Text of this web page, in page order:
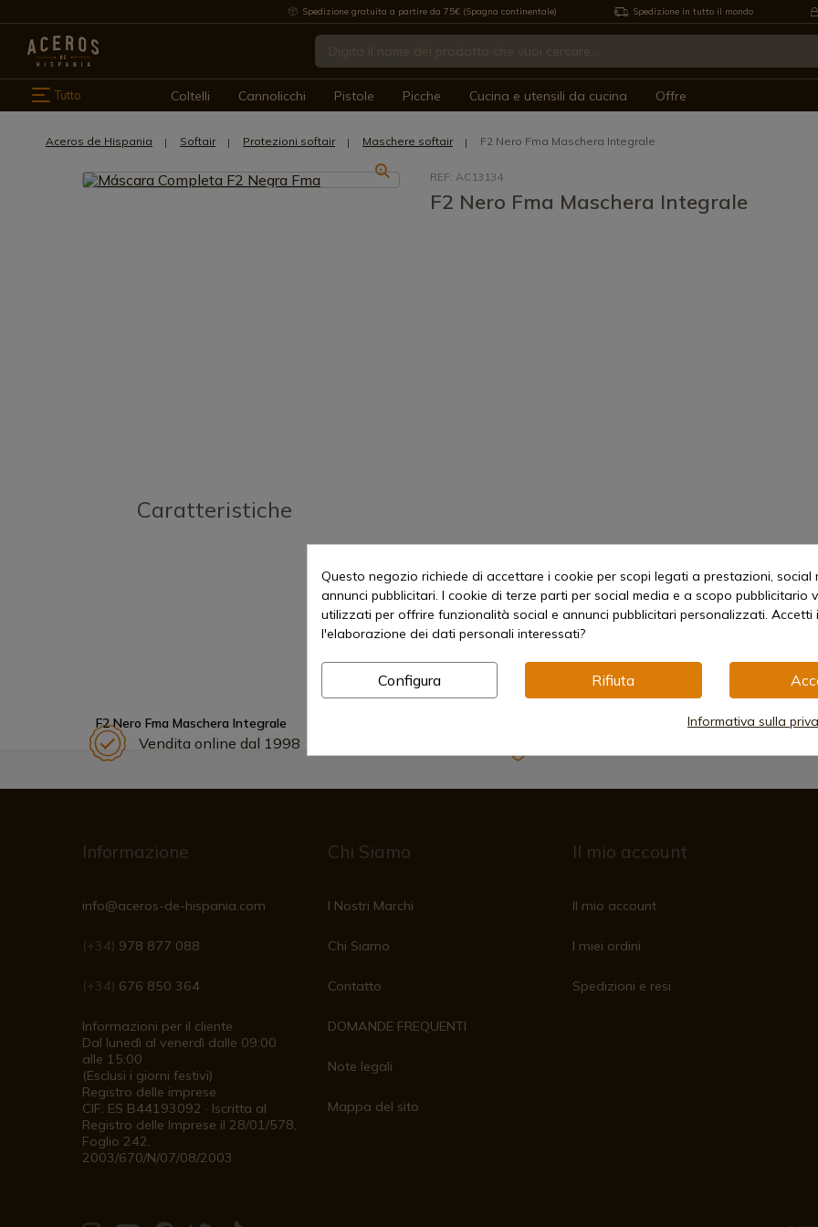
Spedizione gratuita a partire da 75€ (Spagna continentale) Spedizione in tutto il mondo
Tutto Coltelli Cannolicchi Pistole Picche Cucina e utensili da cucina Offre
Aceros de Hispania Softair Protezioni softair Maschere softair F2 Nero Fma Maschera Integrale
REF: AC13134
F2 Nero Fma Maschera Integrale
Caratteristiche
F2 Nero Fma Maschera Integrale
Vendita online dal 1998
Informazione
info@aceros-de-hispania.com
(+34) 978 877 088
(+34) 676 850 364
Informazioni per il cliente
Dal lunedì al venerdì dalle 09:00
alle 15:00
(Esclusi i giorni festivi)
Registro delle imprese
CIF: ES B44193092 · Iscritta al
Registro delle Imprese il 28/01/578,
Foglio 242,
2003/670/N/07/08/2003
Chi Siamo
I Nostri Marchi
Chi Siamo
Contatto
DOMANDE FREQUENTI
Note legali
Mappa del sito
Il mio account
Il mio account
I miei ordini
Spedizioni e resi
Questo negozio richiede di accettare i cookie per scopi legati a prestazioni, social
annunci pubblicitari. I cookie di terze parti per social media e a scopo pubblicitario
utilizzati per offrire funzionalità social e annunci pubblicitari personalizzati. Accetti
l'elaborazione dei dati personali interessati?
Configura Rifiuta
Informativa sulla